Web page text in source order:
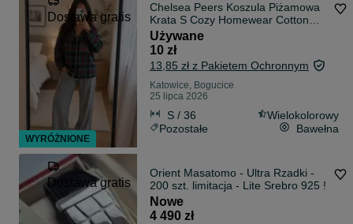
Dostawa gratis
Chelsea Peers Koszula Piżamowa
Krata S Cozy Homewear Cotton
Pajama Shirt
Używane
10 zł
13,85 zł z Pakietem Ochronnym
Katowice, Bogucice
25 lipca 2026
S / 36
Wielokolorowy
Pozostałe
Bawełna
Dostawa gratis
Orient Masatomo - Ultra Rzadki -
200 szt. limitacja - Lite Srebro 925 !
Nowe
4 490 zł
WYRÓŻNIONE